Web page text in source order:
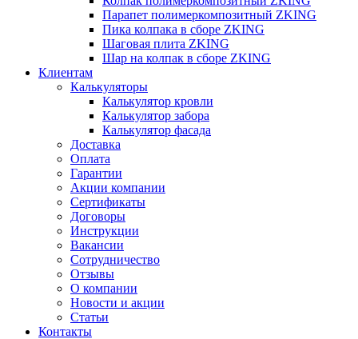
Парапет полимеркомпозитный ZKING
Пика колпака в сборе ZKING
Шаговая плита ZKING
Шар на колпак в сборе ZKING
Клиентам
Калькуляторы
Калькулятор кровли
Калькулятор забора
Калькулятор фасада
Доставка
Оплата
Гарантии
Акции компании
Сертификаты
Договоры
Инструкции
Вакансии
Сотрудничество
Отзывы
О компании
Новости и акции
Статьи
Контакты